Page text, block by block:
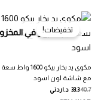
غير متوفر في
تخفيضات!
مع شاشة لون اسود
40.7
33.3 د.اردني